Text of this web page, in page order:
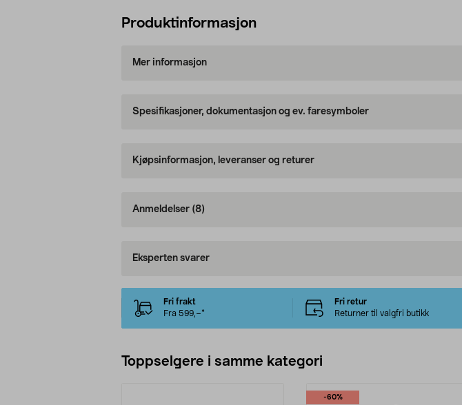
Produktinformasjon
Mer informasjon
Spesifikasjoner, dokumentasjon og ev. faresymboler
Kjøpsinformasjon, leveranser og returer
Anmeldelser (8)
Eksperten svarer
Fri frakt
Fra 599,–*
Fri retur
Returner til valgfri butikk
Toppselgere i samme kategori
-60%